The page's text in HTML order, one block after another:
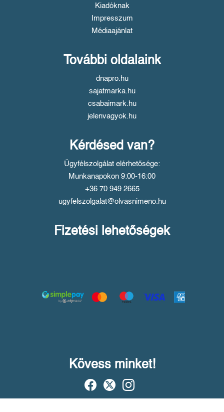
Kiadóknak
Impresszum
Médiaajánlat
További oldalaink
dnapro.hu
sajatmarka.hu
csabaimark.hu
jelenvagyok.hu
Kérdésed van?
Ügyfélszolgálat elérhetősége:
Munkanapokon 9:00-16:00
+36 70 949 2665
ugyfelszolgalat@olvasnimeno.hu
Fizetési lehetőségek
Kövess minket!